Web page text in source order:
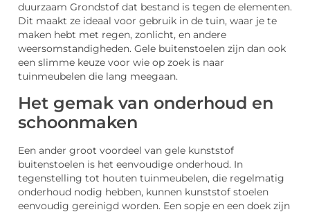
duurzaam Grondstof dat bestand is tegen de elementen.
Dit maakt ze ideaal voor gebruik in de tuin, waar je te
maken hebt met regen, zonlicht, en andere
weersomstandigheden. Gele buitenstoelen zijn dan ook
een slimme keuze voor wie op zoek is naar
tuinmeubelen die lang meegaan.
Het gemak van onderhoud en
schoonmaken
Een ander groot voordeel van gele kunststof
buitenstoelen is het eenvoudige onderhoud. In
tegenstelling tot houten tuinmeubelen, die regelmatig
onderhoud nodig hebben, kunnen kunststof stoelen
eenvoudig gereinigd worden. Een sopje en een doek zijn